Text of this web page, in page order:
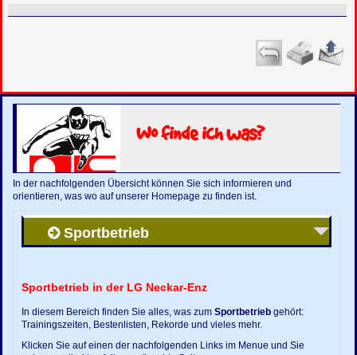
Wo finde ich was?
In der nachfolgenden Übersicht können Sie sich informieren und
orientieren, was wo auf unserer Homepage zu finden ist.
Sportbetrieb
Sportbetrieb in der LG Neckar-Enz
In diesem Bereich finden Sie alles, was zumSportbetrieb gehört:
Trainingszeiten, Bestenlisten, Rekorde und vieles mehr.
Klicken Sie auf einen der nachfolgenden Links im Menue und Sie